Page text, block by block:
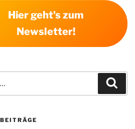
Hier geht's zum
Newsletter!